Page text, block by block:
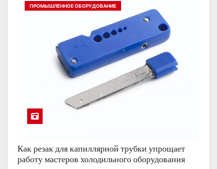
ПРОМЫШЛЕННОЕ ОБОРУДОВАНИЕ
Как резак для капиллярной трубки упрощает
работу мастеров холодильного оборудования